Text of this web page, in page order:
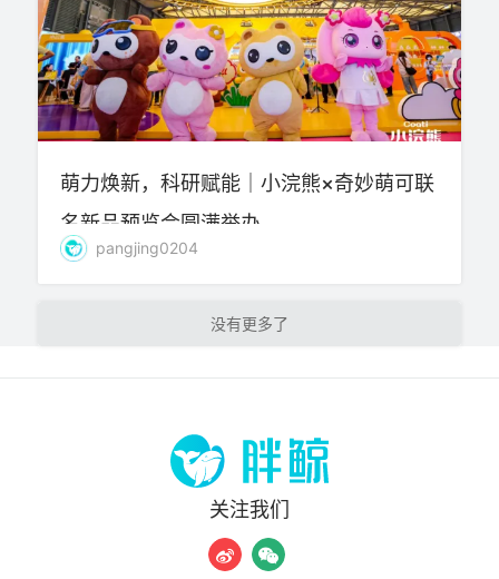
萌力焕新，科研赋能｜小浣熊×奇妙萌可联
名新品预览会圆满举办
pangjing0204
加载更多
关注我们